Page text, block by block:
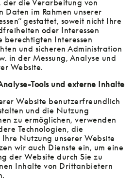
der die Verarbeitung von
Daten im Rahmen unserer
gestattet, soweit nicht Ihre
oder Interessen
berechtigten Interessen
und sicheren Administration
in der Messung, Analyse und
Website.
Tools und externe Inhalte
Website benutzerfreundlich
und die Nutzung
zu ermöglichen, verwenden
Technologien, die
Nutzung unserer Website
wir auch Dienste ein, um eine
der Website durch Sie zu
Inhalte von Drittanbietern